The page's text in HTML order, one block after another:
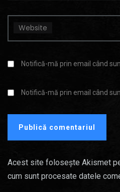
Website
Notifică-mă prin email când
Notifică-mă prin email când
Acest site folosește Akismet
cum sunt procesate datele